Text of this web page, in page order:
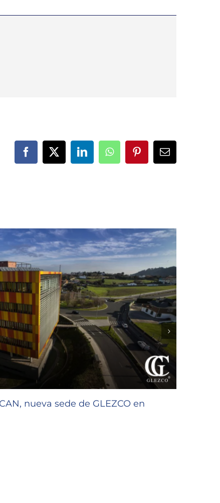
Facebook
X LinkedInWhatsAppPinterestCorreo
electrónico
nueva sede de GLEZCO en